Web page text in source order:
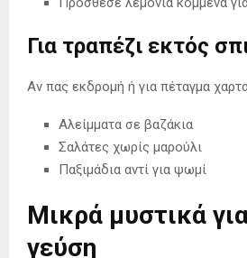
Για τραπέζι εκτός
Αν πας εκδρομή ή για πέταγμα
Αλείμματα σε βαζάκια
Σαλάτες χωρίς μαρούλι
Παξιμάδια αντί για ψωμί
Μικρά μυστικά
γεύση